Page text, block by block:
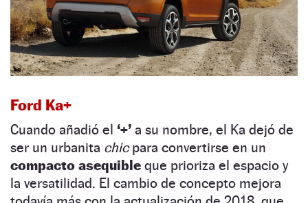
Ford Ka+
Cuando añadió el ‘+’ a su nombre, el Ka dejó de
ser un urbanita chicpara convertirse en un
compacto asequible que prioriza el espacio y
la versatilidad. El cambio de concepto mejora